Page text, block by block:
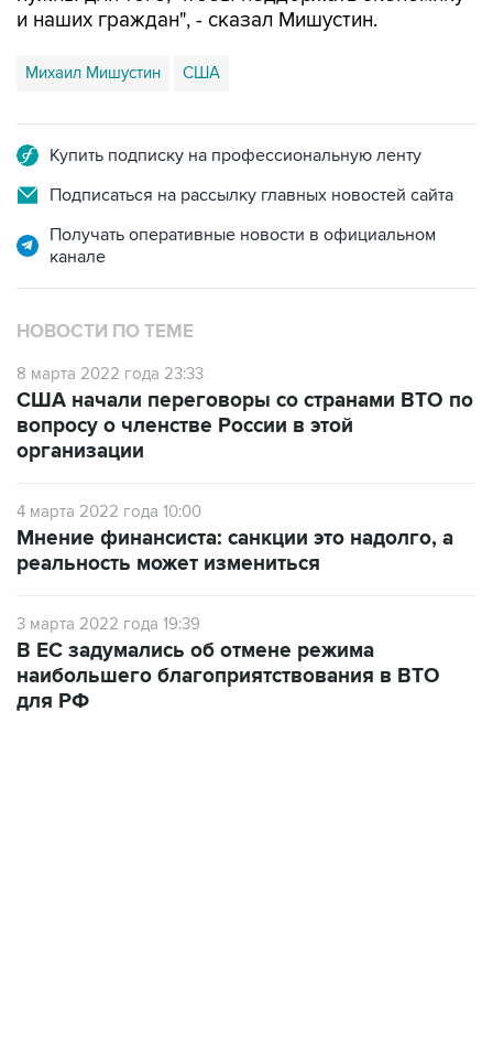
Михаил Мишустин США
Подписаться на рассылку главных новостей сайта
Получать оперативные новости в официальном
НОВОСТИ ПО ТЕМЕ
8 марта 2022 года 23:33
вопросу о членстве России в этой
организации
4 марта 2022 года 10:00
реальность может измениться
3 марта 2022 года 19:39
наибольшего благоприятствования в ВТО
для РФ